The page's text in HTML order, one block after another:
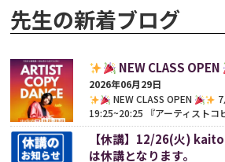
先生の新着ブログ
NEW CLASS OPEN
2026年06月29日
NEW CLASS OPEN
19:25~20:25 『アーティストコ
講となります
インストラク
（@kaitofjt）...続きをみる
【休講】12/26(火)
は休講となります。